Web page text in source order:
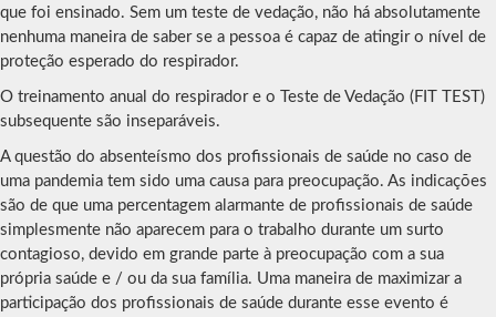
que foi ensinado. Sem um teste de vedação, não há absolutamente
nenhuma maneira de saber se a pessoa é capaz de atingir o nível de
proteção esperado do respirador.
O treinamento anual do respirador e o Teste de Vedação (FIT TEST)
subsequente são inseparáveis.
A questão do absenteísmo dos profissionais de saúde no caso de
uma pandemia tem sido uma causa para preocupação. As indicações
são de que uma percentagem alarmante de profissionais de saúde
simplesmente não aparecem para o trabalho durante um surto
contagioso, devido em grande parte à preocupação com a sua
própria saúde e / ou da sua família. Uma maneira de maximizar a
participação dos profissionais de saúde durante esse evento é